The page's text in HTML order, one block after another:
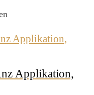
Applikation,